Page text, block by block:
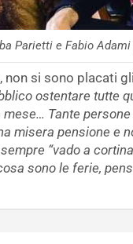
Parietti e Fabio Adami
non si sono placati
ostentare tutte
Tante
misera pensione e
“vado a
sono le ferie,